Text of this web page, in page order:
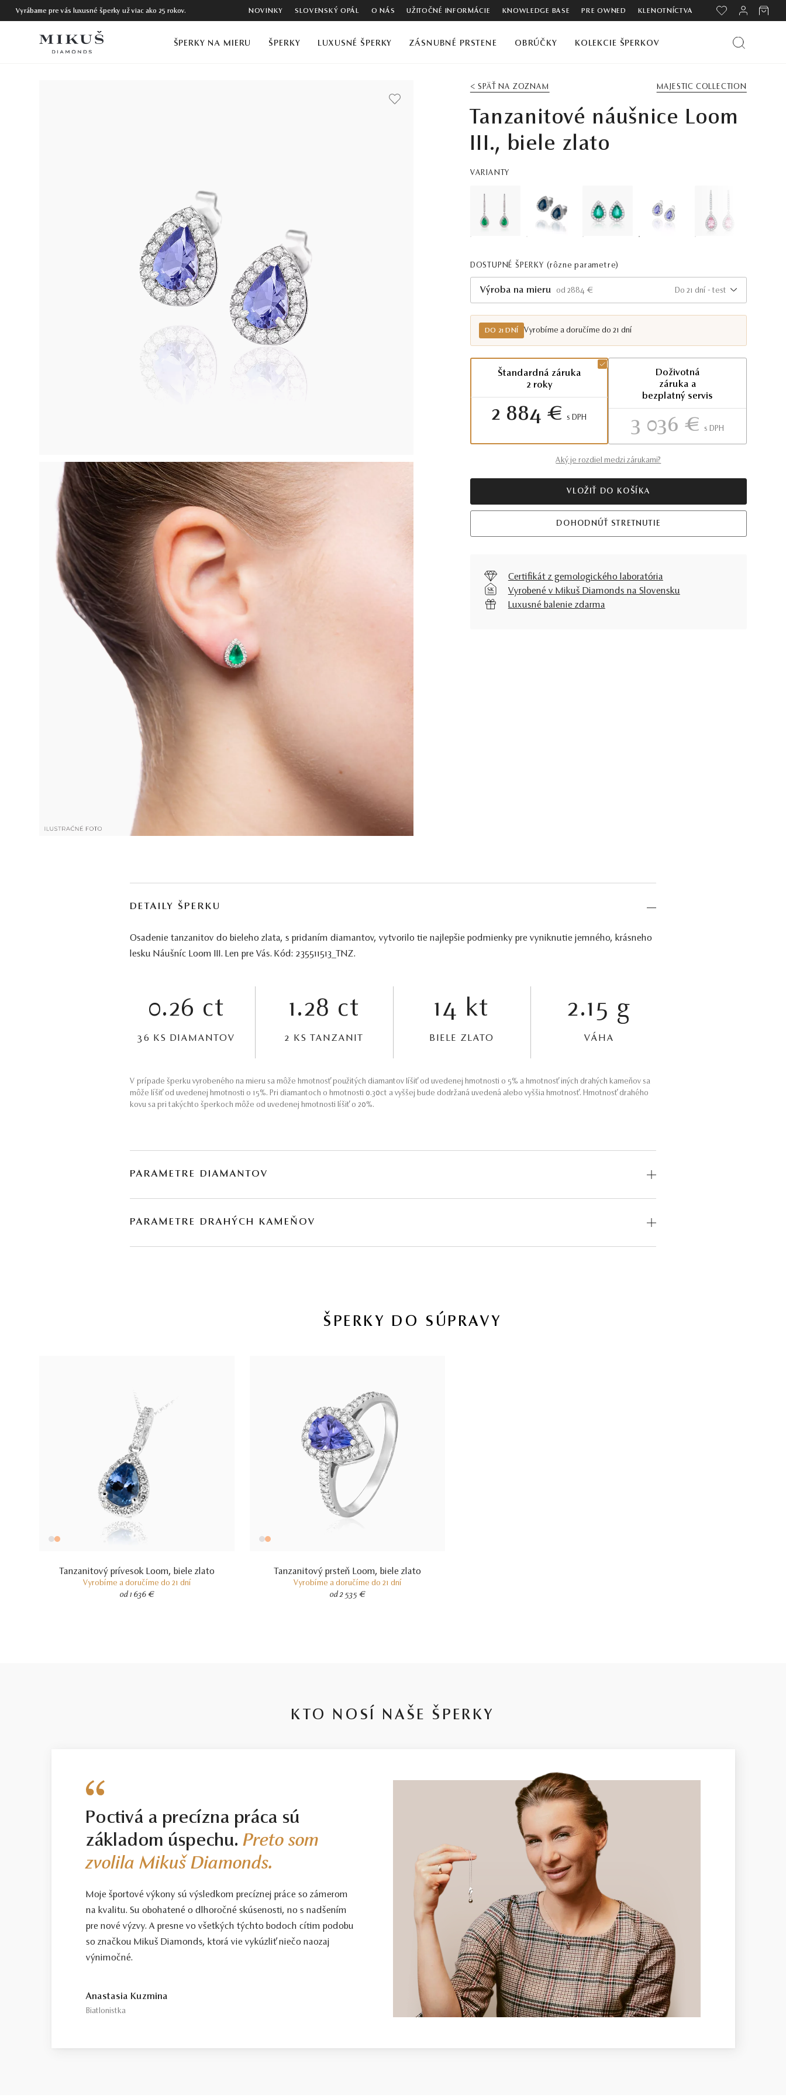
Vyrábame pre vás luxusné šperky už viac ako 25 rokov. NOVINKY SLOVENSKÝ OPÁL O NÁS UŽITOČNÉ INFORMÁCIE KNOWLEDGE BASE PRE OWNED KLENOTNÍCTVA
ŠPERKY NA MIERU ŠPERKY LUXUSNÉ ŠPERKY ZÁSNUBNÉ PRSTENE OBRÚČKY KOLEKCIE ŠPERKOV
< SPÄŤ NA ZOZNAM MAJESTIC COLLECTION
Tanzanitové náušnice Loom
III., biele zlato
VARIANTY
DOSTUPNÉ ŠPERKY (rôzne parametre)
Výroba na mieru od 2884 € Do 21 dní - test
DO 21 DNÍ Vyrobíme a doručíme do 21 dní
Štandardná záruka
2 roky
2 884 € S DPH
Doživotná
záruka a
bezplatný servis
3 036 € S DPH
Aký je rozdiel medzi zárukami?
VLOŽIŤ DO KOŠÍKA
DOHODNÚŤ STRETNUTIE
Certifikát z gemologického laboratória
Vyrobené v Mikuš Diamonds na Slovensku
Luxusné balenie zdarma
DETAILY ŠPERKU
Osadenie tanzanitov do bieleho zlata, s pridaním diamantov, vytvorilo tie najlepšie podmienky pre vyniknutie jemného, krásneho
lesku Náušníc Loom III. Len pre Vás. Kód: 235511513_TNZ.
0.26 ct
36 KS DIAMANTOV
1.28 ct
2 KS TANZANIT
14 kt
BIELE ZLATO
2.15 g
VÁHA
V prípade šperku vyrobeného na mieru sa môže hmotnosť použitých diamantov líšiť od uvedenej hmotnosti o 5% a hmotnosť iných drahých kameňov sa
môže líšiť od uvedenej hmotnosti o 15%. Pri diamantoch o hmotnosti 0.30ct a vyššej bude dodržaná uvedená alebo vyššia hmotnosť. Hmotnosť drahého
kovu sa pri takýchto šperkoch môže od uvedenej hmotnosti líšiť o 20%.
PARAMETRE DIAMANTOV
PARAMETRE DRAHÝCH KAMEŇOV
ŠPERKY DO SÚPRAVY
Tanzanitový prívesok Loom, biele zlato
Vyrobíme a doručíme do 21 dní
od 1 636 €
Tanzanitový prsteň Loom, biele zlato
Vyrobíme a doručíme do 21 dní
od 2 535 €
KTO NOSÍ NAŠE ŠPERKY
Poctivá a precízna práca sú
základom úspechu.Preto som
zvolila Mikuš Diamonds.
Moje športové výkony sú výsledkom precíznej práce so zámerom
na kvalitu. Su obohatené o dlhoročné skúsenosti, no s nadšením
pre nové výzvy. A presne vo všetkých týchto bodoch cítim podobu
so značkou Mikuš Diamonds, ktorá vie vykúzliť niečo naozaj
výnimočné.
Anastasia Kuzmina
Biatlonistka